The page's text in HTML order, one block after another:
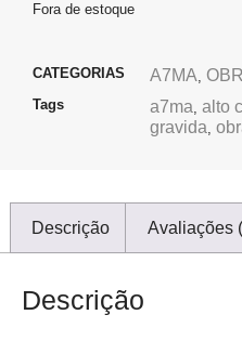
Fora de estoque
CATEGORIAS A7MA,
Tags a7ma, alto
gravida,
Descrição Avaliações
Descrição